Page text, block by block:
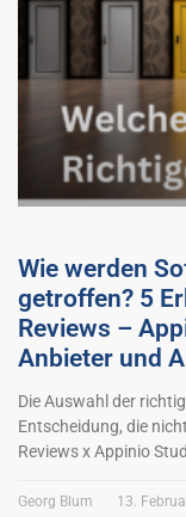
Wie werden
getroffen? 5
Reviews –
Anbieter und
Die Auswahl der
Entscheidung, die
Reviews x Appinio
Georg Blum 13.